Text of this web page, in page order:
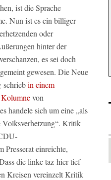
ist die Sprache
Nun ist es ein billiger
oder
hinter der
es sei doch
gewesen. DieNeue
schriebin einem
von
handele sich um eine „als
Volksverhetzung“. Kritik
Presserat einreichte,
die linketaz hier tief
Kreisen vereinzelt Kritik